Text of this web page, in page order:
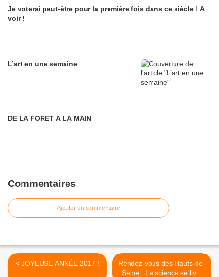
Je voterai peut-être pour la première fois dans ce siècle ! A
voir !
L’art en une semaine
DE LA FORÊT À LA MAIN
Commentaires
Ajouter un commentaire
< JOYEUSE ANNÉE 2017 !
Rendez-vous des Hauts-de-
Seine : La science se livre